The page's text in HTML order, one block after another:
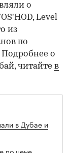
о
Level
из
по
Подробнее о
читайте в
в Дубае и